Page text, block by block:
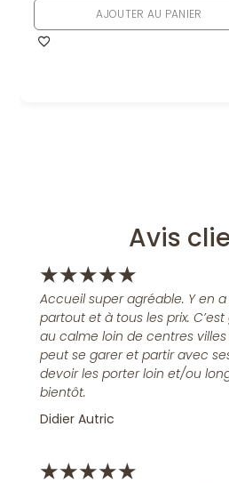
AJOUTER AU PANIER
Avis
★★★★★
Accueil super agréable. Y en
partout et à tous les prix.
au calme loin de centres villes
peut se garer et partir avec
devoir les porter loin et/ou
bientôt.
Didier Autric
★★★★★